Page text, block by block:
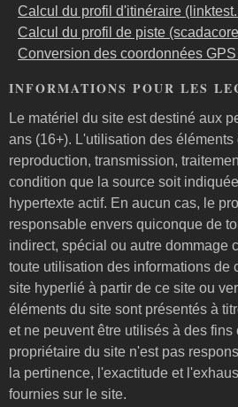
Calcul du profil d'itinéraire
Calcul du profil de piste
Conversion des coordonnées
INFORMATIONS POUR LES
Le matériel du site est destiné aux
ans (16+). L'utilisation des éléments
reproduction, transmission,
condition que la source soit
hypertexte actif. En aucun cas, le
responsable envers quiconque de
indirect, spécial ou autre dommage
toute utilisation des informations de
site hyperlié à partir de ce site ou
éléments du site sont présentés à
et ne peuvent être utilisés à des fins
propriétaire du site n'est pas
la pertinence, l'exactitude et
fournies sur le site.